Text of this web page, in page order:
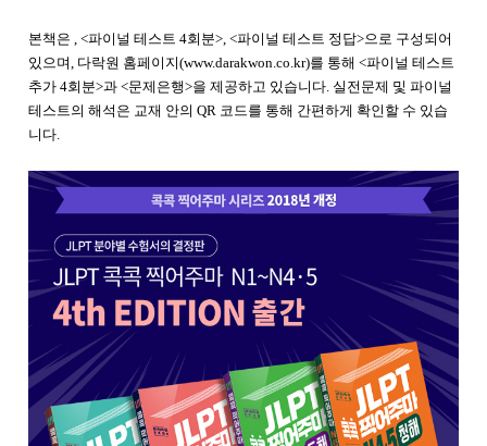
본책은 , <파이널 테스트 4회분>, <파이널 테스트 정답>으로 구성되어
있으며, 다락원 홈페이지(www.darakwon.co.kr)를 통해 <파이널 테스트
추가 4회분>과 <문제은행>을 제공하고 있습니다. 실전문제 및 파이널
테스트의 해석은 교재 안의 QR 코드를 통해 간편하게 확인할 수 있습
니다.